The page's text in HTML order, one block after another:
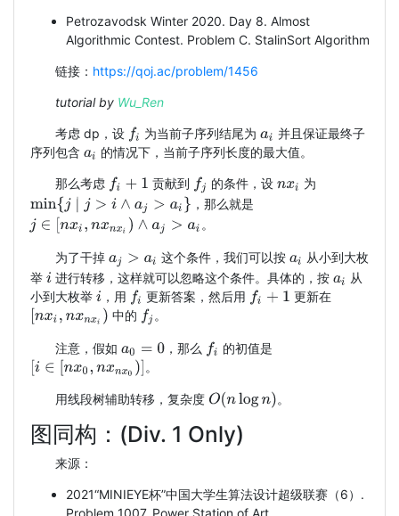
Petrozavodsk Winter 2020. Day 8. Almost
Algorithmic Contest. Problem C. StalinSort Algorithm
链接： https://qoj.ac/problem/1456
tutorial by Wu_Ren
考虑 dp，设 fi 为当前子序列结尾为ai 并且保证最终子
序列包含 ai 的情况下，当前子序列长度的最大值。
那么考虑 fi+ 1 贡献到 fj 的条件，设 nxi
为
min{j∣ j> i∧a >a i}
，那么就是
j∈[n xi,nxn xi)∧aj>a i 。
为了干掉 aj> ai 这个条件，我们可以按 ai 从小到大枚
举 i进行转移，这样就可以忽略这个条件。具体的，按 ai
从
小到大枚举 i，用 fi 更新答案，然后用 fi+ 1
更新在
nxi,nxnxi) 中的 fj 。
注意，假如 a0 =0 ，那么 fi
的初值是
i∈[n x0,nxnx0)] 。
用线段树辅助转移，复杂度 O(nlogn) 。
图同构：(Div. 1 Only)
来源：
2021“MINIEYE杯”中国大学生算法设计超级联赛（6）.